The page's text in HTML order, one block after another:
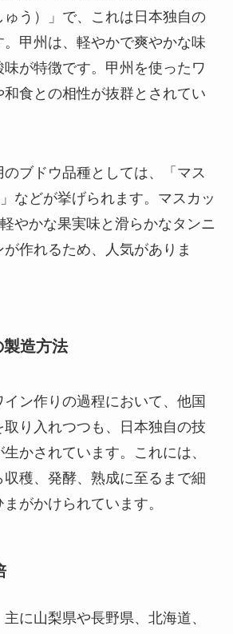
ゅう）」で、これは日本独自の
甲州は、軽やかで爽やかな味
が特徴です。甲州を使ったワ
和食との相性が抜群とされてい
のブドウ品種としては、「マス
などが挙げられます。マスカッ
やかな果実味と滑らかなタンニ
作れるため、人気がありま
造方法
ン作りの過程において、他国
り入れつつも、日本独自の技
かされています。これには、
穫、発酵、熟成に至るまで細
がかけられています。
に山梨県や長野県、北海道、